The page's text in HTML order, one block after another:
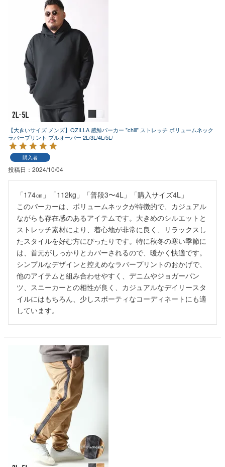
【大きいサイズ メンズ】QZILLA 感鯨パーカー "chill" ストレッチ ボリュームネック
ラバープリント プルオーバー 2L/3L/4L/5L/
購入者
投稿日 2024/10/04
「174㎝」「112kg」「普段3〜4L」「購入サイズ4L」
このパーカーは、ボリュームネックが特徴的で、カジュアル
ながらも存在感のあるアイテムです。大きめのシルエットと
ストレッチ素材により、着心地が非常に良く、リラックスし
たスタイルを好む方にぴったりです。特に秋冬の寒い季節に
は、首元がしっかりとカバーされるので、暖かく快適です。
シンプルなデザインと控えめなラバープリントのおかげで、
他のアイテムと組み合わせやすく、デニムやジョガーパン
ツ、スニーカーとの相性が良く、カジュアルなデイリースタ
イルにはもちろん、少しスポーティなコーディネートにも適
しています。